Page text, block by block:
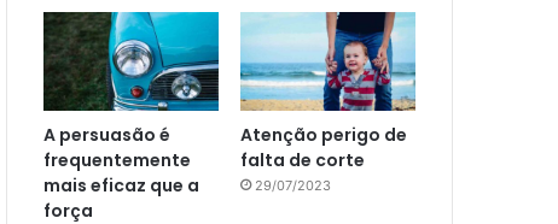
A persuasão é
frequentemente
mais eficaz que a
força
Atenção perigo de
falta de corte
29/07/2023